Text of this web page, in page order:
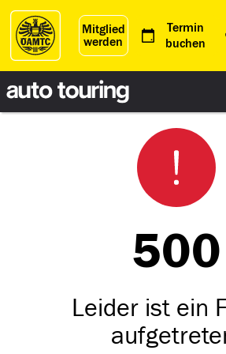
Mitglied
werden
Termin
buchen
500
Leider ist ein